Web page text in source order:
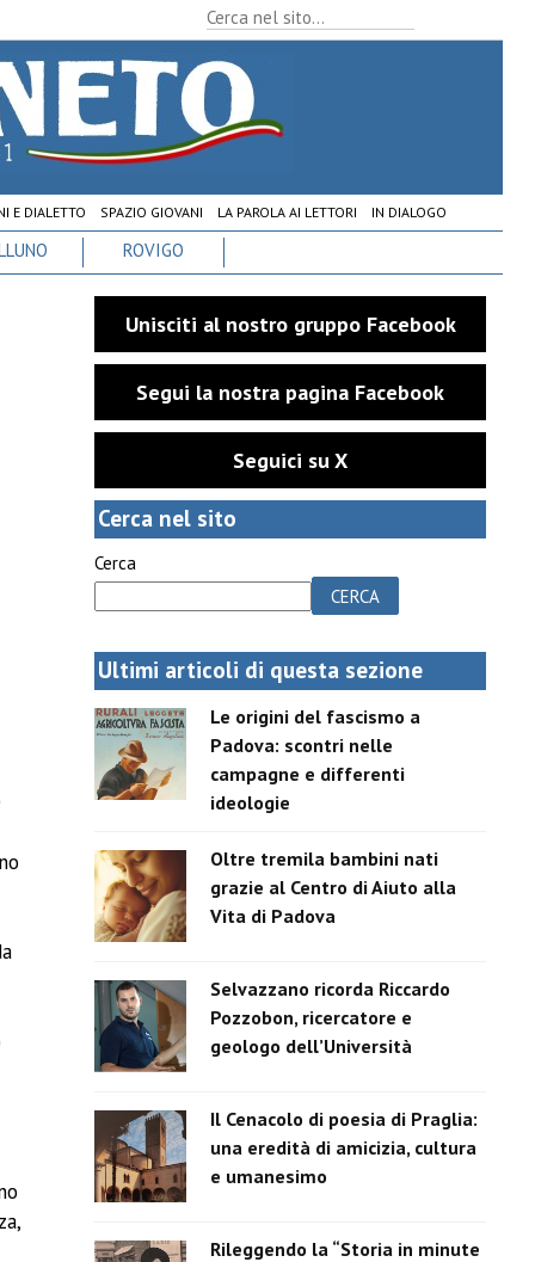
E DIALETTO SPAZIO GIOVANI LA PAROLA AI LETTORI IN DIALOGO
ROVIGO
Unisciti al nostro gruppo Facebook
Segui la nostra pagina Facebook
Seguici su X
Cerca nel sito
Cerca
CERCA
Ultimi articoli di questa sezione
Le origini del fascismo a
Padova: scontri nelle
campagne e differenti
ideologie
Oltre tremila bambini nati
grazie al Centro di Aiuto alla
Vita di Padova
Selvazzano ricorda Riccardo
Pozzobon, ricercatore e
geologo dell’Università
Il Cenacolo di poesia di Praglia:
una eredità di amicizia, cultura
e umanesimo
Rileggendo la “Storia in minute